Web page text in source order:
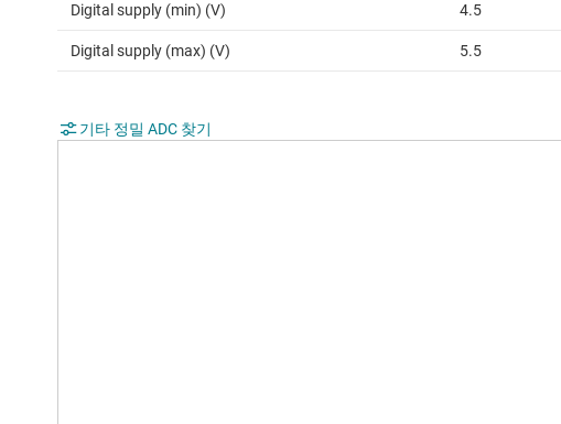
Digital supply (min) (V) 4.5
Digital supply (max) (V) 5.5
기타 정밀 ADC 찾기